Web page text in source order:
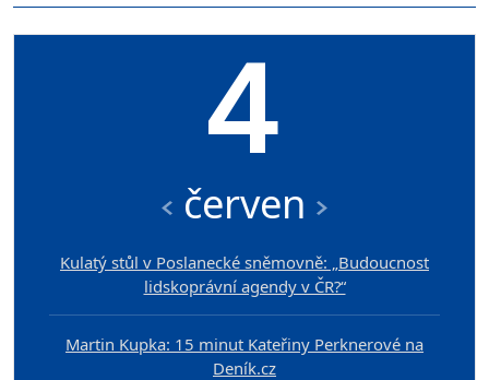
4
červen
Kulatý stůl v Poslanecké sněmovně: „Budoucnost
lidskoprávní agendy v ČR?“
Martin Kupka: 15 minut Kateřiny Perknerové na
Deník.cz